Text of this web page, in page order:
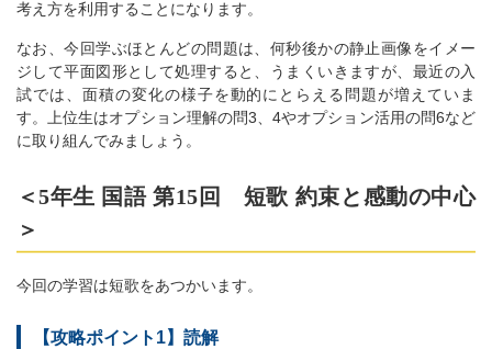
考え方を利用することになります。
なお、今回学ぶほとんどの問題は、何秒後かの静止画像をイメー
ジして平面図形として処理すると、うまくいきますが、最近の入
試では、面積の変化の様子を動的にとらえる問題が増えていま
す。上位生はオプション理解の問3、4やオプション活用の問6など
に取り組んでみましょう。
＜5年生 国語 第15回 短歌 約束と感動の中心
＞
今回の学習は短歌をあつかいます。
【攻略ポイント1】読解